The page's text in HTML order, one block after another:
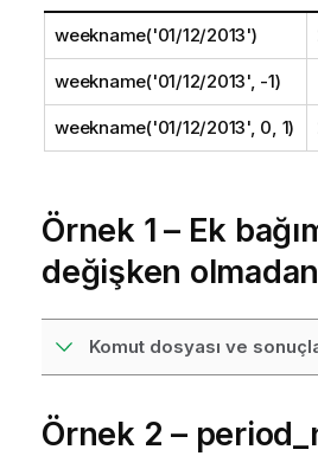
weekname('01/12/2013')
weekname('01/12/2013', -1)
weekname('01/12/2013', 0, 1)
Örnek 1 – Ek
değişken
Komut dosyası ve
Örnek 2 –